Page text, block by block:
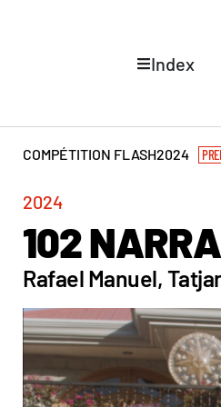
Index
COMPÉTITION FLASH2024
2024
102 NARRA
Rafael Manuel,